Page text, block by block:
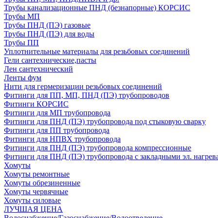
Трубы канализационные ПНД (безнапорные) КОРСИС
Трубы МП
Трубы ПНД (ПЭ) газовые
Трубы ПНД (ПЭ) для воды
Трубы ПП
Уплотнительные материалы для резьбовых соединений
Гели сантехнические,пасты
Лен сантехнический
Ленты фум
Нити для гермеризации резьбовых соединений
Фитинги для ПП, МП, ПНД (ПЭ) трубопроводов
Фитинги КОРСИС
Фитинги для МП трубопровода
Фитинги для ПНД (ПЭ) трубопровода под стыковую сварку
Фитинги для ПП трубопровода
Фитинги для НПВХ трубопровода
Фитинги для ПНД (ПЭ) трубопровода компрессионные
Фитинги для ПНД (ПЭ) трубопровода с закладными эл.
Хомуты
Хомуты ремонтные
Хомуты обрезиненные
Хомуты червячные
Хомуты силовые
ЛУЧШАЯ ЦЕНА